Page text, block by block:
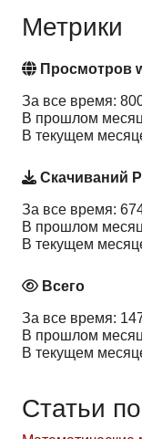
Метрики
Просмотров
За все время:
В прошлом
В текущем
Скачиваний
За все время:
В прошлом
В текущем
Всего
За все время:
В прошлом
В текущем
Статьи